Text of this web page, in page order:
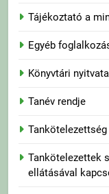
Tájékoztató a
Egyéb
Könyvtári
Tanév rendje
Tankötelezettek
ellátásával